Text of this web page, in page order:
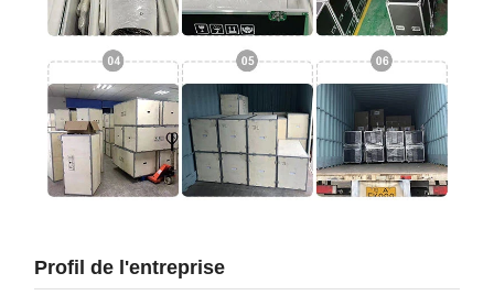
Profil de l'entreprise